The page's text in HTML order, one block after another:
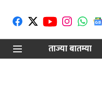
ताज्या बातम्या